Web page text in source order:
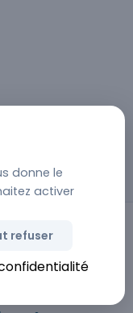
ROI
donne le
activer
refuser